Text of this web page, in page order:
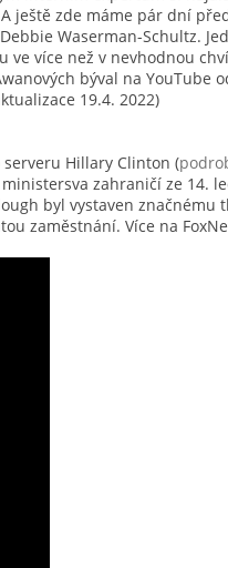
ještě zde máme pár dní
Waserman-Schultz.
více než v nevhodnou
býval na YouTube
19.4. 2022)
serveru Hillary Clinton (
zahraničí ze 14.
byl vystaven značnému
zaměstnání. Více na